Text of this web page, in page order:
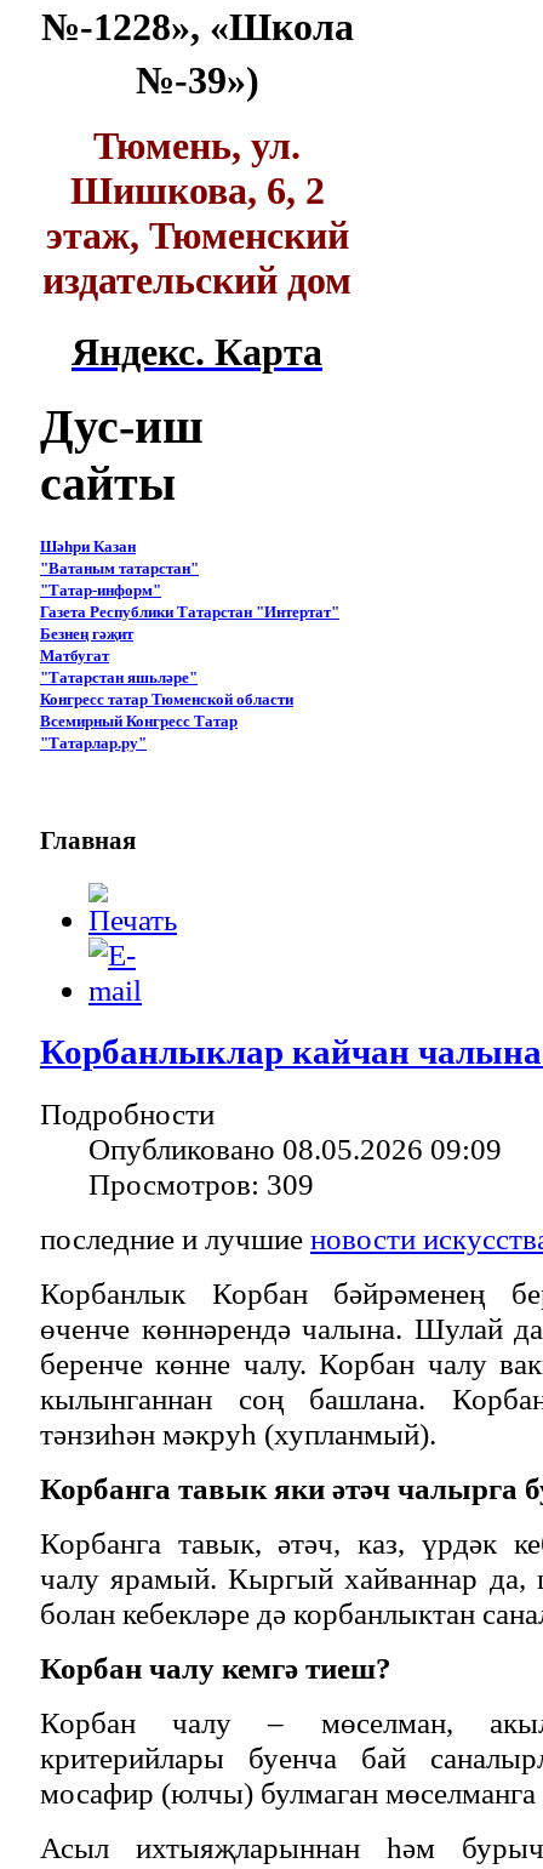
№-1228», «Школа
№-39»)
Тюмень, ул.
Шишкова, 6, 2
этаж, Тюменский
издательский дом
Яндекс. Карта
Дус-иш
сайты
Шәһри Казан
"Ватаным татарстан"
"Татар-информ"
Газета Республики Татарстан "Интертат"
Безнең гәҗит
Матбугат
"Татарстан яшьләре"
Конгресс татар Тюменской области
Всемирный Конгресс Татар
"Татарлар.ру"
Главная
Корбанлыклар кайчан
Подробности
Опубликовано 08.05.2026 09:09
Просмотров: 309
последние и лучшие новости
Корбанлык Корбан бәйрәменең
өченче көннәрендә чалына. Шулай
беренче көнне чалу. Корбан чалу
кылынганнан соң башлана.
тәнзиһән мәкруһ (хупланмый).
Корбанга тавык яки әтәч чалырга
Корбанга тавык, әтәч, каз, үрдәк
чалу ярамый. Кыргый хайваннар
болан кебекләре дә корбанлыктан
Корбан чалу кемгә тиеш?
Корбан чалу – мөселман,
критерийлары буенча бай
мосафир (юлчы) булмаган
Асыл ихтыяҗларыннан һәм